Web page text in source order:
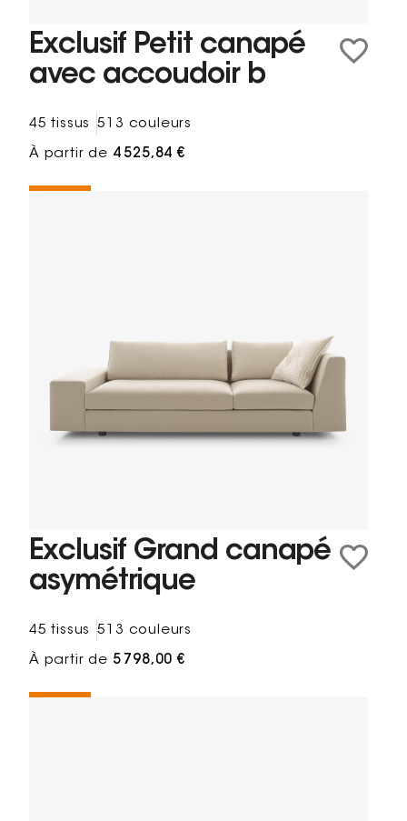
Exclusif Petit canapé
avec accoudoir b
45 tissus 513 couleurs
À partir de 4 525,84 €
Exclusif Grand canapé
asymétrique
45 tissus 513 couleurs
À partir de 5 798,00 €